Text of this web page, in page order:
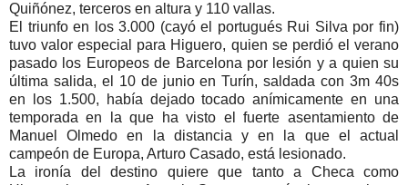
Quiñónez, terceros en altura y 110 vallas.
El triunfo en los 3.000 (cayó el portugués Rui Silva por fin)
tuvo valor especial para Higuero, quien se perdió el verano
pasado los Europeos de Barcelona por lesión y a quien su
última salida, el 10 de junio en Turín, saldada con 3m 40s
en los 1.500, había dejado tocado anímicamente en una
temporada en la que ha visto el fuerte asentamiento de
Manuel Olmedo en la distancia y en la que el actual
campeón de Europa, Arturo Casado, está lesionado.
La ironía del destino quiere que tanto a Checa como